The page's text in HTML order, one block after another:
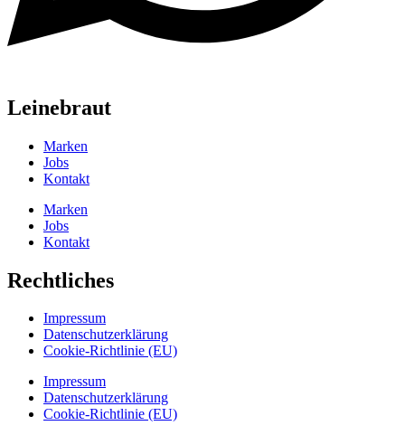
Leinebraut
Marken
Jobs
Kontakt
Marken
Jobs
Kontakt
Rechtliches
Impressum
Datenschutz­erklärung
Cookie-Richtlinie (EU)
Impressum
Datenschutz­erklärung
Cookie-Richtlinie (EU)